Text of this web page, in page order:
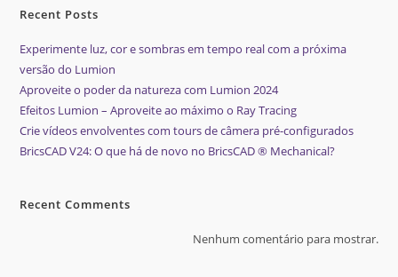
Recent Posts
Experimente luz, cor e sombras em tempo real com a próxima
versão do Lumion
Aproveite o poder da natureza com Lumion 2024
Efeitos Lumion – Aproveite ao máximo o Ray Tracing
Crie vídeos envolventes com tours de câmera pré-configurados
BricsCAD V24: O que há de novo no BricsCAD ® Mechanical?
Recent Comments
Nenhum comentário para mostrar.